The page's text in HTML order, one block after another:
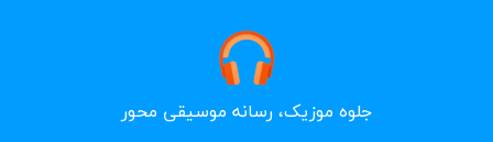
جلوه موزیک، رسانه موسیقی محور